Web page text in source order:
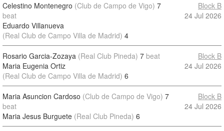
Celestino Montenegro (Club de Campo de Vigo) 7
beat
Eduardo Villanueva
(Real Club de Campo Villa de Madrid) 4
Block B
24 Jul 2026
Rosario Garcia-Zozaya (Real Club Pineda) 7 beat
Maria Eugenia Ortiz
(Real Club de Campo Villa de Madrid) 6
Block B
24 Jul 2026
Maria Asuncion Cardoso (Club de Campo de Vigo) 7
beat
Maria Jesus Burguete (Real Club Pineda) 6
Block B
24 Jul 2026